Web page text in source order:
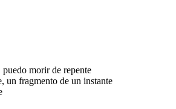
morir de repente
un fragmento de un instante